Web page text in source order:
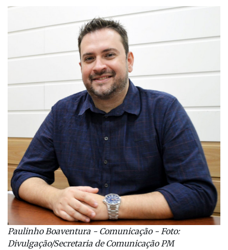
Paulinho Boaventura - Comunicação - Foto:
Divulgação/Secretaria de Comunicação PM